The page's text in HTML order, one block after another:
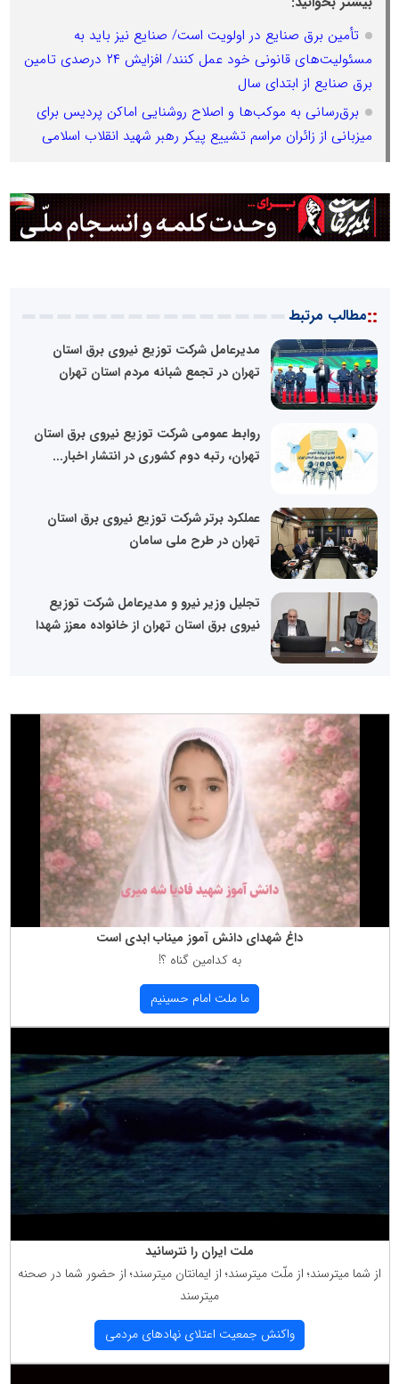
تأمین برق صنایع در اولویت است/ صنایع نیز باید به
مسئولیت‌های قانونی خود عمل کنند/ افزایش ۲۴ درصدی تامین
برق صنایع از ابتدای سال
برق‌رسانی به موکب‌ها و اصلاح روشنایی اماکن پردیس برای
میزبانی از زائران مراسم تشییع پیکر رهبر شهید انقلاب اسلامی
::مطالب مرتبط
مدیرعامل شرکت توزیع نیروی برق استان
تهران در تجمع شبانه مردم استان تهران
روابط عمومی شرکت توزیع نیروی برق استان
تهران، رتبه دوم کشوری در انتشار اخبار...
عملکرد برتر شرکت توزیع نیروی برق استان
تهران در طرح ملی سامان
تجلیل وزیر نیرو و مدیرعامل شرکت توزیع
نیروی برق استان تهران از خانواده معزز شهدا
داغ شهدای دانش آموز میناب ابدی است
به كدامین گناه ؟!
ما ملت امام حسینیم
ملت ایران را نترسانید
از شما میترسند؛ از ملّت میترسند؛ از ایمانتان میترسند؛ از حضور شما در صحنه
میترسند
واكنش جمعیت اعتلای نهادهای مردمی